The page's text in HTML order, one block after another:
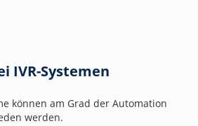
IVR-Systemen
können am Grad der Automation
werden.